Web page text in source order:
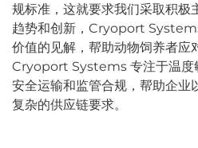
规标准，这就要求我们采取积极
趋势和创新，Cryoport
价值的见解，帮助动物饲养者应
Cryoport Systems 专注于温度
安全运输和监管合规，帮助企业
复杂的供应链要求。